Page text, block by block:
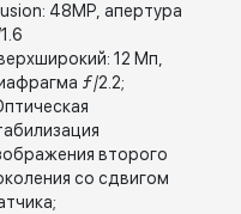
48MP, апертура
12 Мп,
ƒ/2.2;
второго
со сдвигом